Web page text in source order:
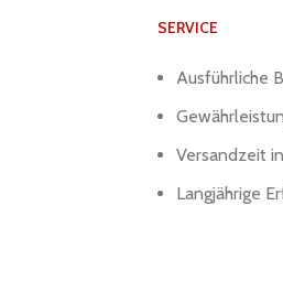
SERVICE
Ausführliche
Versandzeit
Langjährige